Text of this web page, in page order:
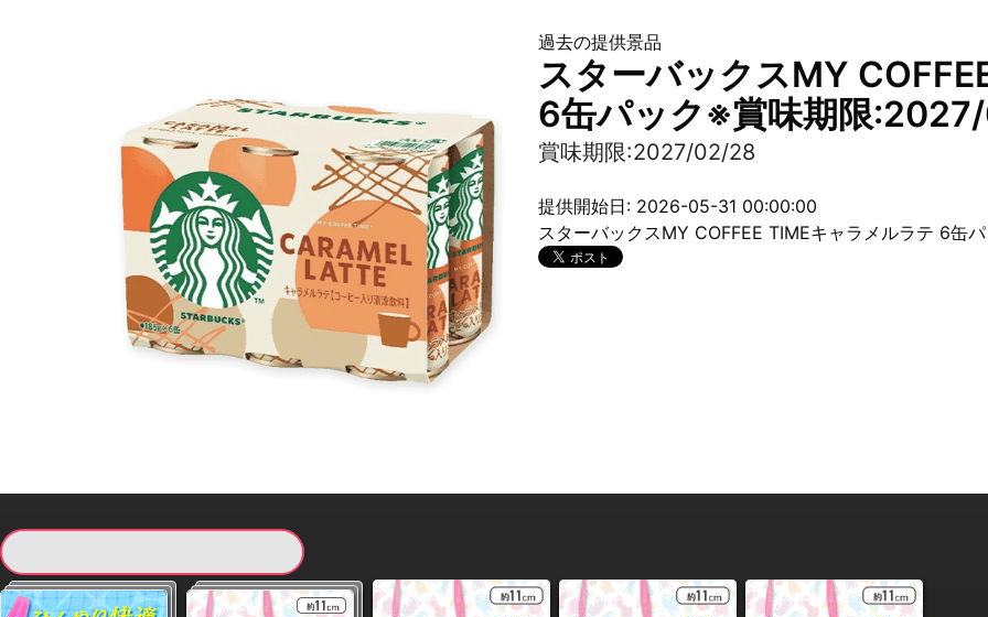
過去の提供景品
スターバックスMY
6缶パック※賞味期限
賞味期限:2027/02/28
提供開始日: 2026-05-31 00:00:00
スターバックスMY COFFEE TIMEキャラメルラテ 6缶